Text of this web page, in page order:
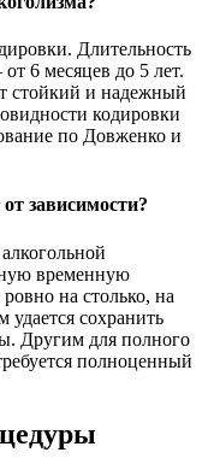
Длительность
6 месяцев до 5 лет.
стойкий и надежный
кодировки
по Довженко и
зависимости?
временную
ровно на столько, на
удается сохранить
Другим для полного
полноценный